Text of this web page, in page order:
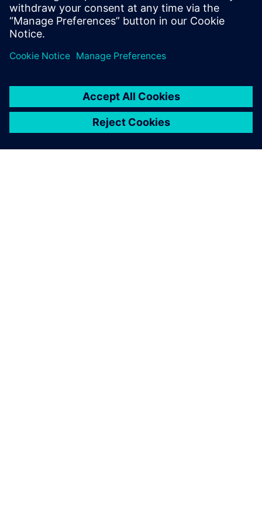
ションおよびカスタマーサービス・エン
ジニアとしても活躍していました。